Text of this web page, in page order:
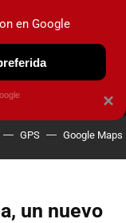
NUEVO
GPS Google Maps
un nuevo
×
en Google